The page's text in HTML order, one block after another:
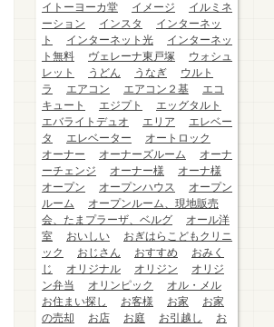
イトーヨーカ堂
イメージ
イルミネ
ーション
インスタ
インターネッ
ト
インターネット光
インターネッ
ト無料
ヴェレーナ東戸塚
ウォシュ
レット
うどん うなぎ
ウルト
ラ
エアコン エアコン２基
エコ
キュート
エジプト
エッグタルト
エバライトデュオ
エリア
エレベー
タ
エレベーター
オートロック
オーナー
オーナーズルーム
オーナ
ーチェンジ
オーナー様
オーナ様
オープン
オープンハウス
オープン
ルーム
オープンルーム、現地販売
会、たまプラーザ、ベルグ
オール洋
室
おいしい
おぎはらこどもクリニ
ック
おじさん おすすめ
おみく
じ
オリジナル オリジン
オリジ
ン弁当
オリンピック
オル・メル
お住まい探し
お客様 お家
お家
の売却
お店 お庭 お引越し
お